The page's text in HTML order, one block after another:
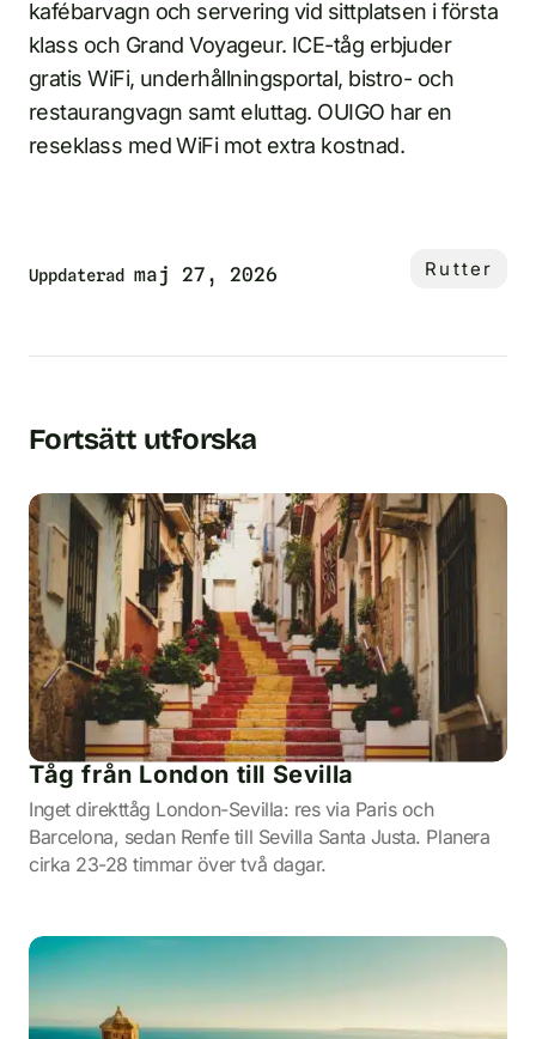
kafébarvagn och servering vid sittplatsen i första
klass och Grand Voyageur. ICE-tåg erbjuder
gratis WiFi, underhållningsportal, bistro- och
restaurangvagn samt eluttag. OUIGO har en
reseklass med WiFi mot extra kostnad.
Uppdaterad maj 27, 2026 Rutter
Fortsätt utforska
Tåg från London till Sevilla
Inget direkttåg London-Sevilla: res via Paris och
Barcelona, sedan Renfe till Sevilla Santa Justa. Planera
cirka 23-28 timmar över två dagar.